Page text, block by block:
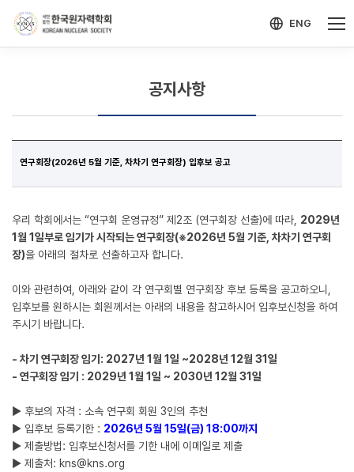
ENG
공지사항
연구회장(2026년 5월 기준, 차차기 연구회장) 입후보 공고
우리 학회에서는 “연구회 운영규정” 제2조 (연구회장 선출)에 따라, 2029년
1월 1일부로 임기가 시작되는 연구회장(※2026년 5월 기준, 차차기 연구회
장)을 아래의 절차로 선출하고자 합니다.
이와 관련하여, 아래와 같이 각 연구회별 연구회장 후보 등록을 공고하오니,
입후보를 원하시는 회원께서는 아래의 내용을 참고하시어 입후보신청을 하여
주시기 바랍니다.
- 차기 연구회장 임기: 2027년 1월 1일 ~2028년 12월 31일
- 연구회장 임기 : 2029년 1월 1일 ~ 2030년 12월 31일
▶ 후보의 자격 : 소속 연구회 회원 3인의 추천
▶ 입후보 등록기한 : 2026년 5월 15일(금) 18:00까지
▶ 제출방법: 입후보신청서를 기한 내에 이메일로 제출
▶ 제출처: kns@kns.org